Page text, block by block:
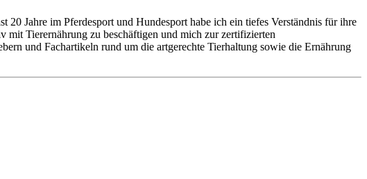
Jahre im Pferdesport und Hundesport habe ich ein tiefes Verständnis für ihre
mit Tierernährung zu beschäftigen und mich zur zertifizierten
und Fachartikeln rund um die artgerechte Tierhaltung sowie die Ernährung